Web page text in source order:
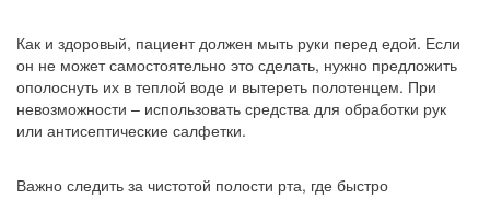
Как и здоровый, пациент должен мыть руки перед едой. Если
он не может самостоятельно это сделать, нужно предложить
ополоснуть их в теплой воде и вытереть полотенцем. При
невозможности – использовать средства для обработки рук
или антисептические салфетки.
Важно следить за чистотой полости рта, где быстро